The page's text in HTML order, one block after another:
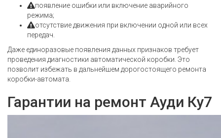
появление ошибки или включение аварийного
режима;
отсутствие движения при включении одной или всех
передач.
Даже единоразовые появления данных признаков требует
проведения диагностики автоматической коробки. Это
позволит избежать в дальнейшем дорогостоящего ремонта
коробки-автомата.
Гарантии на ремонт Ауди Ку7